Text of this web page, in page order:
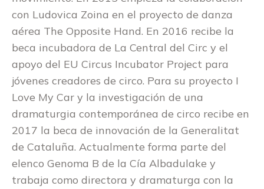
con Ludovica Zoina en el proyecto de danza
aérea The Opposite Hand. En 2016 recibe la
beca incubadora de La Central del Circ y el
apoyo del EU Circus Incubator Project para
jóvenes creadores de circo. Para su proyecto I
Love My Car y la investigación de una
dramaturgia contemporánea de circo recibe en
2017 la beca de innovación de la Generalitat
de Cataluña. Actualmente forma parte del
elenco Genoma B de la Cía Albadulake y
trabaja como directora y dramaturga con la